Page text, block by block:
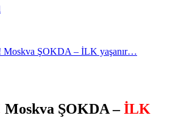
Moskva ŞOKDA –İLK